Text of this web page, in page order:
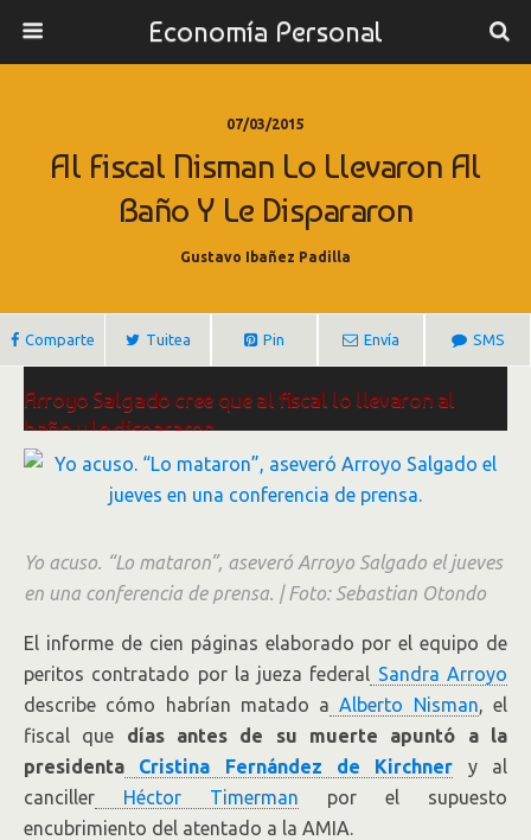
Economía Personal
07/03/2015
Al Fiscal Nisman Lo Llevaron Al
Baño Y Le Dispararon
Gustavo Ibañez Padilla
Comparte Tuitea Pin Envía SMS
Arroyo Salgado cree que al fiscal lo llevaron al
baño y le dispararon
Por Cecilia Di Lodovico –07/03/2015 – 15:49
ante la Justicia. Afirman que luego el asesino movió el
cuerpo al escapar por la puerta.
Yo acuso. “Lo mataron”, aseveró Arroyo Salgado el jueves
en una conferencia de prensa. |Foto: Sebastian Otondo
El informe de cien páginas elaborado por el equipo de
peritos contratado por la jueza federal Sandra Arroyo
describe cómo habrían matado a Alberto Nisman, el
fiscal que días antes de su muerte apuntó a la
presidenta Cristina Fernández de Kirchner y al
canciller Héctor Timerman por el supuesto
encubrimiento del atentado a la AMIA.